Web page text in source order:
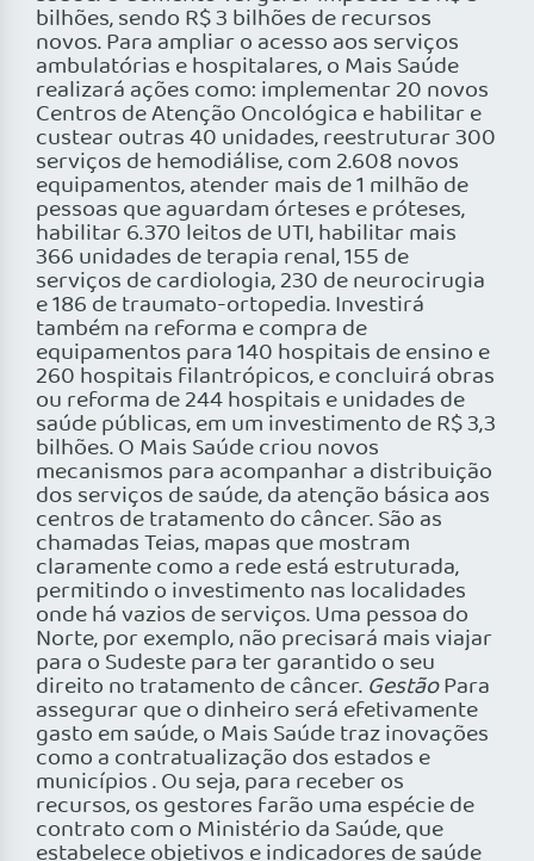
bilhões, sendo R$ 3 bilhões de recursos
novos. Para ampliar o acesso aos serviços
ambulatórias e hospitalares, o Mais Saúde
realizará ações como: implementar 20 novos
Centros de Atenção Oncológica e habilitar e
custear outras 40 unidades, reestruturar 300
serviços de hemodiálise, com 2.608 novos
equipamentos, atender mais de 1 milhão de
pessoas que aguardam órteses e próteses,
habilitar 6.370 leitos de UTI, habilitar mais
366 unidades de terapia renal, 155 de
serviços de cardiologia, 230 de neurocirugia
e 186 de traumato-ortopedia. Investirá
também na reforma e compra de
equipamentos para 140 hospitais de ensino e
260 hospitais filantrópicos, e concluirá obras
ou reforma de 244 hospitais e unidades de
saúde públicas, em um investimento de R$ 3,3
bilhões. O Mais Saúde criou novos
mecanismos para acompanhar a distribuição
dos serviços de saúde, da atenção básica aos
centros de tratamento do câncer. São as
chamadas Teias, mapas que mostram
claramente como a rede está estruturada,
permitindo o investimento nas localidades
onde há vazios de serviços. Uma pessoa do
Norte, por exemplo, não precisará mais viajar
para o Sudeste para ter garantido o seu
direito no tratamento de câncer. GestãoPara
assegurar que o dinheiro será efetivamente
gasto em saúde, o Mais Saúde traz inovações
como a contratualização dos estados e
municípios . Ou seja, para receber os
recursos, os gestores farão uma espécie de
contrato com o Ministério da Saúde, que